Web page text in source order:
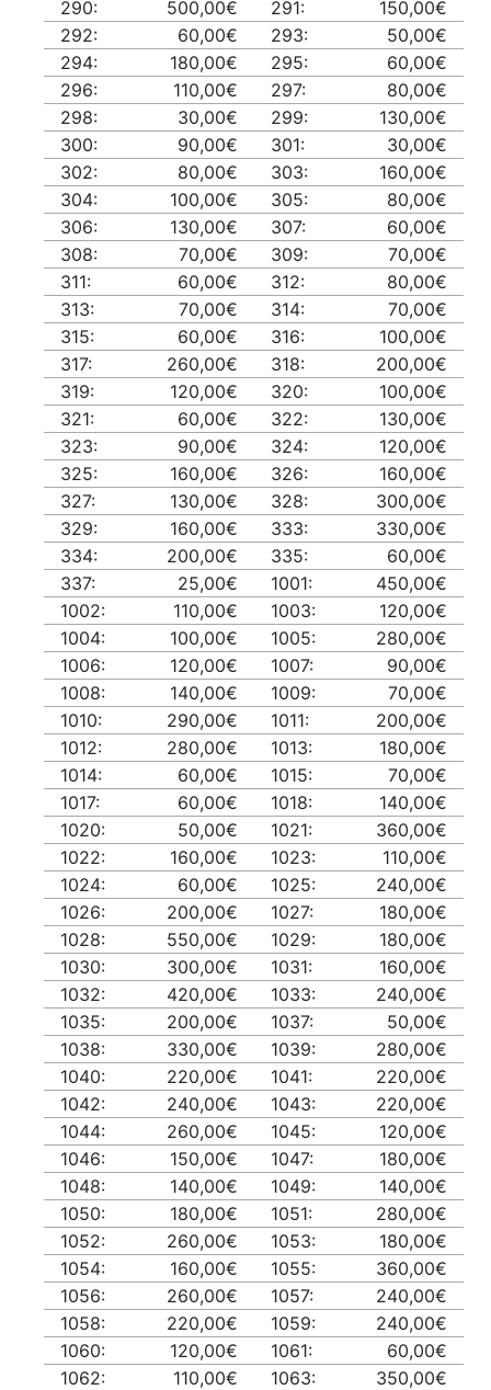
290: 500,00€ 291:
150,00€
292:
60,00€ 293:
50,00€
294:
180,00€ 295:
60,00€
296:
110,00€ 297:
80,00€
298:
30,00€ 299:
130,00€
300:
90,00€ 301:
30,00€
302:
80,00€ 303:
160,00€
304:
100,00€ 305:
80,00€
306:
130,00€ 307:
60,00€
308:
70,00€ 309:
70,00€
311:
60,00€ 312:
80,00€
313:
70,00€ 314:
70,00€
315:
60,00€ 316:
100,00€
317:
260,00€ 318:
200,00€
319:
120,00€ 320:
100,00€
321:
60,00€ 322:
130,00€
323:
90,00€ 324:
120,00€
325:
160,00€ 326:
160,00€
327:
130,00€ 328:
300,00€
329:
160,00€ 333:
330,00€
334:
200,00€ 335:
60,00€
337:
25,00€ 1001:
450,00€
1002:
110,00€ 1003:
120,00€
1004:
100,00€ 1005:
280,00€
1006:
120,00€ 1007:
90,00€
1008:
140,00€ 1009:
70,00€
1010:
290,00€ 1011:
200,00€
1012:
280,00€ 1013:
180,00€
1014:
60,00€ 1015:
70,00€
1017:
60,00€ 1018:
140,00€
1020:
50,00€ 1021:
360,00€
1022:
160,00€ 1023:
110,00€
1024:
60,00€ 1025:
240,00€
1026:
200,00€ 1027:
180,00€
1028:
550,00€ 1029:
180,00€
1030:
300,00€ 1031:
160,00€
1032:
420,00€ 1033:
240,00€
1035:
200,00€ 1037:
50,00€
1038:
330,00€ 1039:
280,00€
1040:
220,00€ 1041:
220,00€
1042:
240,00€ 1043:
220,00€
1044:
260,00€ 1045:
120,00€
1046:
150,00€ 1047:
180,00€
1048:
140,00€ 1049:
140,00€
1050:
180,00€ 1051:
280,00€
1052:
260,00€ 1053:
180,00€
1054:
160,00€ 1055:
360,00€
1056:
260,00€ 1057:
240,00€
1058:
220,00€ 1059:
240,00€
1060:
120,00€ 1061:
60,00€
1062:
110,00€ 1063:
350,00€